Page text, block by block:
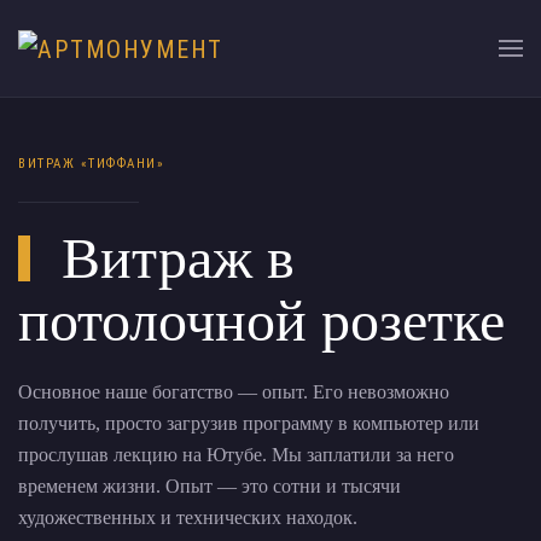
ВИТРАЖ «ТИФФАНИ»
Витраж в
потолочной розетке
Основное наше богатство — опыт. Его невозможно
получить, просто загрузив программу в компьютер или
прослушав лекцию на Ютубе. Мы заплатили за него
временем жизни. Опыт — это сотни и тысячи
художественных и технических находок.